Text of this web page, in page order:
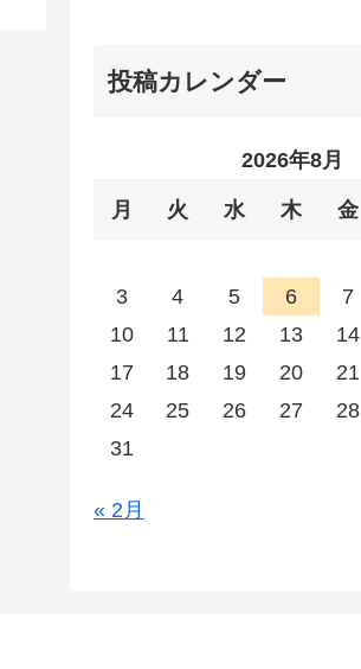
投稿カレンダー
2026年8月
月 火 水 木 金
3
4 5 6 7
10
11 12 13 14
17
18 19 20 21
24
25 26 27 28
31
« 2月